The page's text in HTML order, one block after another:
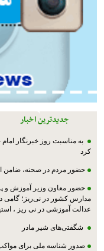
جدیدترین اخبار
به مناسبت روز خبرنگار امام
کرد
حضور مردم در صحنه، ضامن
حضور معاون وزیر آموزش و
مدارس کشور در نی‌ریز؛
عدالت آموزشی در نی ریز ،
شگفتی‌های شیر مادر
صدور شناسه ملی برای